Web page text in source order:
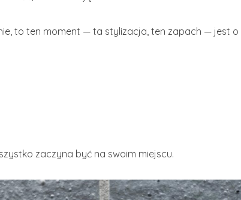
to ten moment — ta stylizacja, ten zapach — jest o
zaczyna być na swoim miejscu.